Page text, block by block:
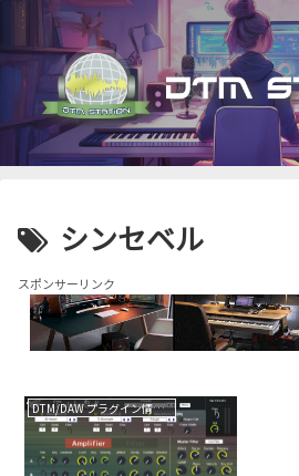
シンセベル
スポンサーリンク
DTM/DAW プラグイン情報（VST AU AAX）